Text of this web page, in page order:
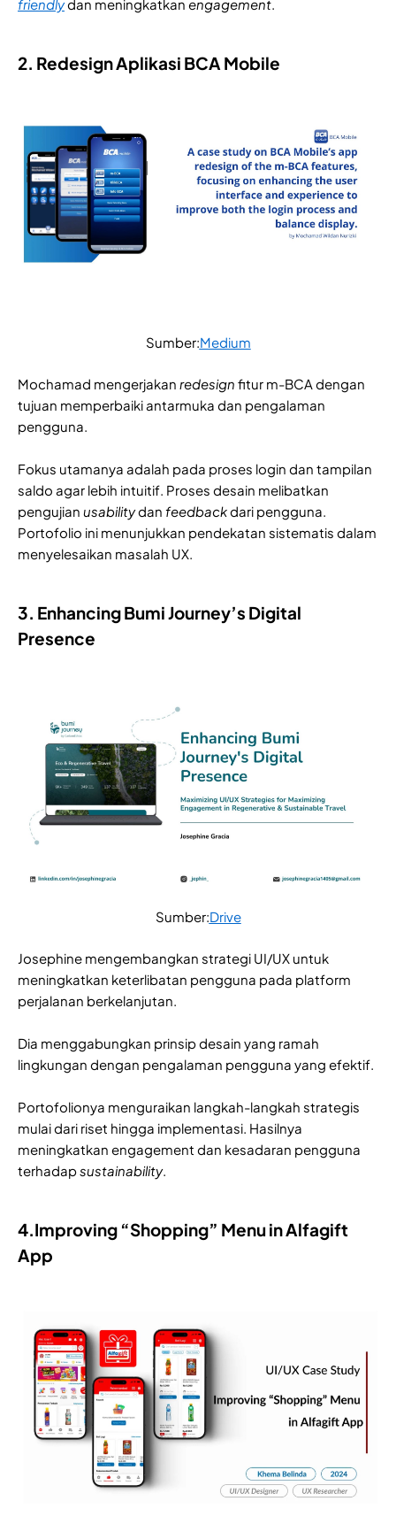
friendlydan meningkatkan engagement.
2. Redesign Aplikasi BCA Mobile
Sumber:Medium
Mochamad mengerjakan redesign fitur m-BCA dengan
tujuan memperbaiki antarmuka dan pengalaman
pengguna.
Fokus utamanya adalah pada proses login dan tampilan
saldo agar lebih intuitif. Proses desain melibatkan
pengujian usabilitydan feedbackdari pengguna.
Portofolio ini menunjukkan pendekatan sistematis dalam
menyelesaikan masalah UX.
3. Enhancing Bumi Journey’s Digital
Presence
Sumber:Drive
Josephine mengembangkan strategi UI/UX untuk
meningkatkan keterlibatan pengguna pada platform
perjalanan berkelanjutan.
Dia menggabungkan prinsip desain yang ramah
lingkungan dengan pengalaman pengguna yang efektif.
Portofolionya menguraikan langkah-langkah strategis
mulai dari riset hingga implementasi. Hasilnya
meningkatkan engagement dan kesadaran pengguna
terhadapsustainability.
4.Improving “Shopping” Menu in Alfagift
App